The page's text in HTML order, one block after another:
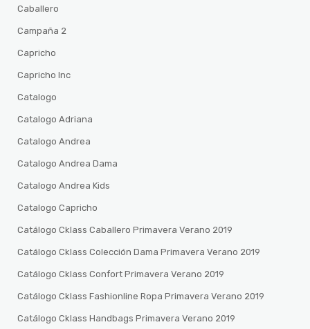
Caballero
Campaña 2
Capricho
Capricho Inc
Catalogo
Catalogo Adriana
Catalogo Andrea
Catalogo Andrea Dama
Catalogo Andrea Kids
Catalogo Capricho
Catálogo Cklass Caballero Primavera Verano 2019
Catálogo Cklass Colección Dama Primavera Verano 2019
Catálogo Cklass Confort Primavera Verano 2019
Catálogo Cklass Fashionline Ropa Primavera Verano 2019
Catálogo Cklass Handbags Primavera Verano 2019